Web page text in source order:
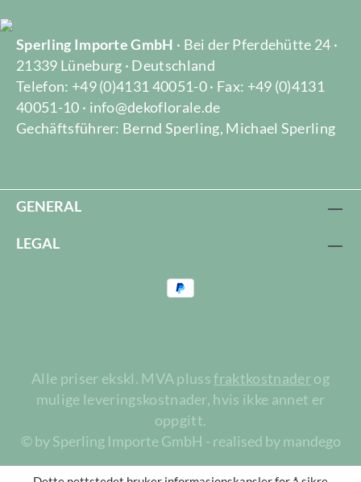
Sperling Importe GmbH · Bei der Pferdehütte 24 ·
21339 Lüneburg · Deutschland
Telefon: +49 (0)4131 40051-0 · Fax: +49 (0)4131
40051-10 · info@dekoflorale.de
Gechäftsführer: Bernd Sperling, Michael Sperling
GENERAL
LEGAL
Alle priser ekskl. MVA plussfraktkostnaderog
mulige leveringskostnader, hvis ikke annet er
oppgitt.
© by Sperling Importe GmbH - realised by mandego